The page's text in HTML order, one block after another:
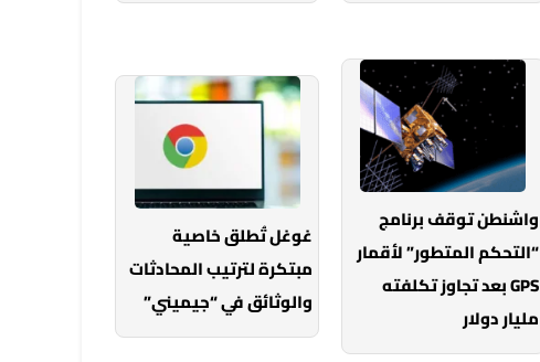
واشنطن توقف برنامج
“التحكم المتطور” لأقمار
GPS بعد تجاوز تكلفته
مليار دولار
غوغل تُطلق خاصية
مبتكرة لترتيب المحادثات
والوثائق في “جيميني”